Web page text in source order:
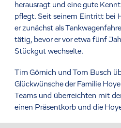
herausragt und eine gute
pflegt. Seit seinem Eintritt bei
er zunächst als
tätig, bevor er vor etwa fünf
Stückgut wechselte.
Tim Görnich und Tom Busch
Glückwünsche der Familie
Teams und überreichten mit
einen Präsentkorb und die